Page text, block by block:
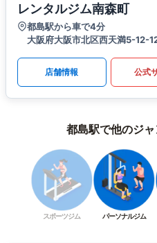
レンタルジム南森町
都島駅から車で4分
大阪府大阪市北区西天満5-12-
店舗情報 公式
都島駅で他のジ
スポーツジム パーソナルジム